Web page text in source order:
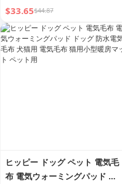
パデッド クローズ レディース
2025年新作 ゆったり マッチし
やすい 学生 暖房 冬 厚手コート
$33.65$44.87
ヒッピー ドッグ ペット 電気毛
布 電気ウォーミングパッド ド